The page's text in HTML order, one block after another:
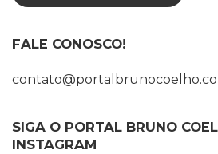
FALE CONOSCO!
SIGA O PORTAL BRUNO
INSTAGRAM